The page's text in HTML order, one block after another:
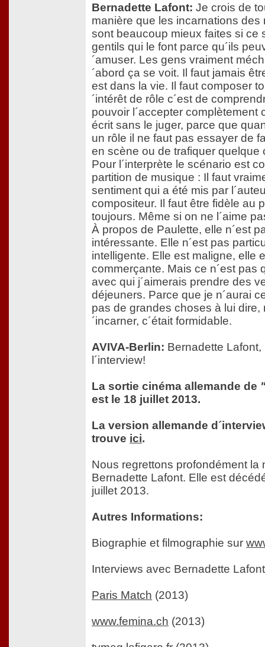
Bernadette Lafont: Je crois de
manière que les incarnations des
sont beaucoup mieux faites si ce
gentils qui le font parce qu´ils
´amuser. Les gens vraiment
´abord ça se voit. Il faut jamais
est dans la vie. Il faut composer
´intérêt de rôle c´est de
pouvoir l´accepter complètement
écrit sans le juger, parce que
un rôle il ne faut pas essayer de
en scène ou de trafiquer quelque
Pour l´interprète le scénario est
partition de musique : Il faut
sentiment qui a été mis par
compositeur. Il faut être fidèle au
toujours. Même si on ne l´aime
À propos de Paulette, elle n´est
intéressante. Elle n´est pas
intelligente. Elle est maligne, elle
commerçante. Mais ce n´est pas
avec qui j´aimerais prendre des
déjeuners. Parce que je n´aurai
pas de grandes choses à lui dire,
´incarner, c´était formidable.
AVIVA-Berlin: Bernadette Lafont,
l´interview!
La sortie cinéma allemande de
est le 18 juillet 2013.
La version allemande
trouve ici.
Nous regrettons profondément la
Bernadette Lafont. Elle est
juillet 2013.
Autres Informations:
Biographie et filmographie sur
Interviews avec Bernadette
Paris Match (2013)
www.femina.ch (2013)